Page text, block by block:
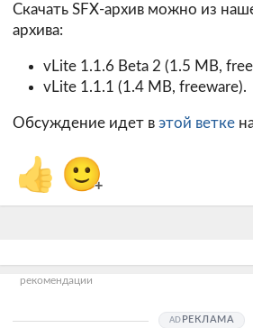
Скачать SFX-архив можно из
архива:
vLite 1.1.6 Beta 2 (1.5 MB,
vLite 1.1.1 (1.4 MB, freeware).
Обсуждение идет в этой ветке
👍 🙂+
рекомендации
РЕКЛАМА